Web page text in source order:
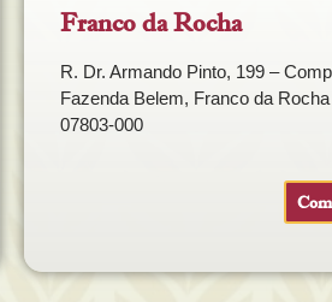
Franco da Rocha
R. Dr. Armando Pinto, 199 –
Fazenda Belem, Franco da Rocha
07803-000